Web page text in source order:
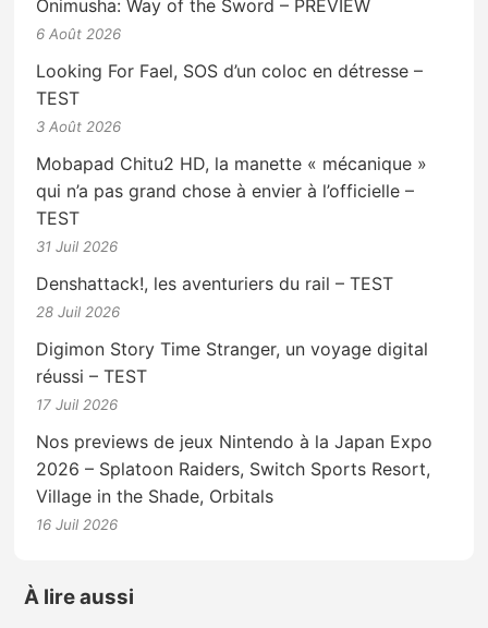
Onimusha: Way of the Sword – PREVIEW
6 Août 2026
Looking For Fael, SOS d’un coloc en détresse –
TEST
3 Août 2026
Mobapad Chitu2 HD, la manette « mécanique »
qui n’a pas grand chose à envier à l’officielle –
TEST
31 Juil 2026
Denshattack!, les aventuriers du rail – TEST
28 Juil 2026
Digimon Story Time Stranger, un voyage digital
réussi – TEST
17 Juil 2026
Nos previews de jeux Nintendo à la Japan Expo
2026 – Splatoon Raiders, Switch Sports Resort,
Village in the Shade, Orbitals
16 Juil 2026
À lire aussi